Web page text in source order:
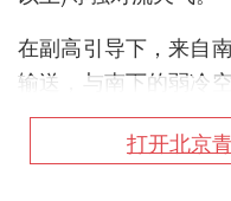
在副高引导下，来自
输送，与南下的弱冷
山东江苏交界一带形
北有小到中阵雨、
打开北京